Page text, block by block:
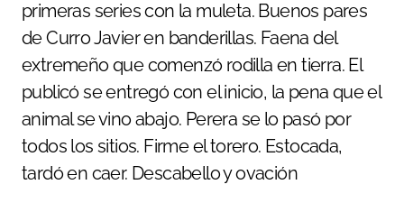
primeras series con la muleta. Buenos pares
de Curro Javier en banderillas. Faena del
extremeño que comenzó rodilla en tierra. El
publicó se entregó con el inicio, la pena que el
animal se vino abajo. Perera se lo pasó por
todos los sitios. Firme el torero. Estocada,
tardó en caer. Descabello y ovación